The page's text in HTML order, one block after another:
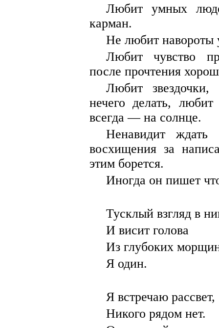
Любит умных
карман.
Не любит навороты
Любит чувство
после прочтения
Любит
нечего делать,
всегда — на солнце.
Ненавидит
восхищения за
этим борется.
Иногда он пишет
Тусклый взгляд в
И висит голова
Из глубоких
Я один.
Я встречаю рассвет,
Никого рядом нет.